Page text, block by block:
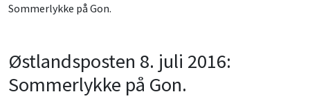
Sommerlykke på Gon.
Østlandsposten 8. juli 2016:
Sommerlykke på Gon.